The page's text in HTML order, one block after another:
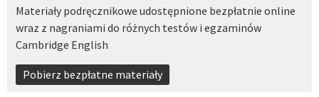
Materiały podręcznikowe udostępnione bezpłatnie online
wraz z nagraniami do różnych testów i egzaminów
Cambridge English
Pobierz bezpłatne materiały